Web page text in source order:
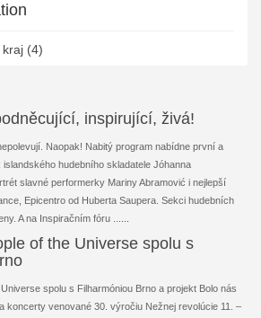
(4)
inspirující, živá!
Naopak! Nabitý program nabídne první a
hudebního skladatele Jóhanna
slavné performerky Mariny Abramović i nejlepší
Epicentro od Huberta Saupera. Sekci hudebních
A na Inspiračním fóru ...
of the Universe spolu s
spolu s Filharmóniou Brno a projekt Bolo nás
koncerty venované 30. výročiu Nežnej revolúcie 11. –